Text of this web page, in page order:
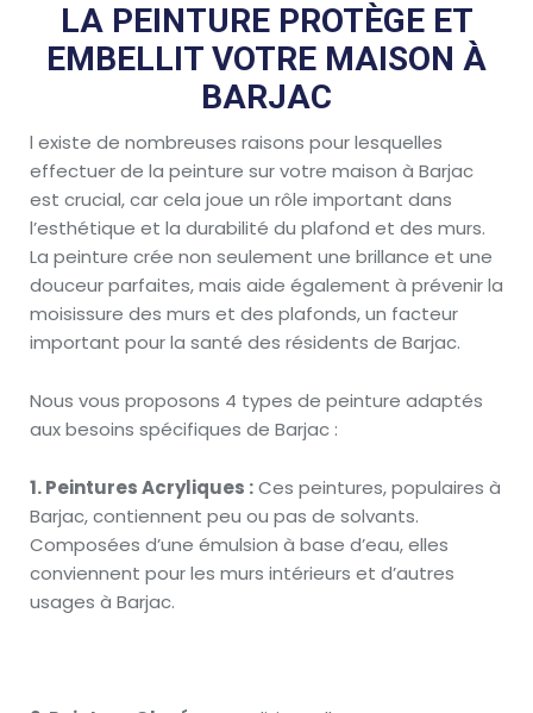
LA PEINTURE PROTÈGE ET
EMBELLIT VOTRE MAISON À
BARJAC
l existe de nombreuses raisons pour lesquelles
effectuer de la peinture sur votre maison à Barjac
est crucial, car cela joue un rôle important dans
l’esthétique et la durabilité du plafond et des murs.
La peinture crée non seulement une brillance et une
douceur parfaites, mais aide également à prévenir la
moisissure des murs et des plafonds, un facteur
important pour la santé des résidents de Barjac.
Nous vous proposons 4 types de peinture adaptés
aux besoins spécifiques de Barjac :
1. Peintures Acryliques :Ces peintures, populaires à
Barjac, contiennent peu ou pas de solvants.
Composées d’une émulsion à base d’eau, elles
conviennent pour les murs intérieurs et d’autres
usages à Barjac.